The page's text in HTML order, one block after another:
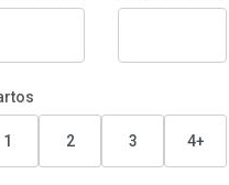
1 2 3 4+